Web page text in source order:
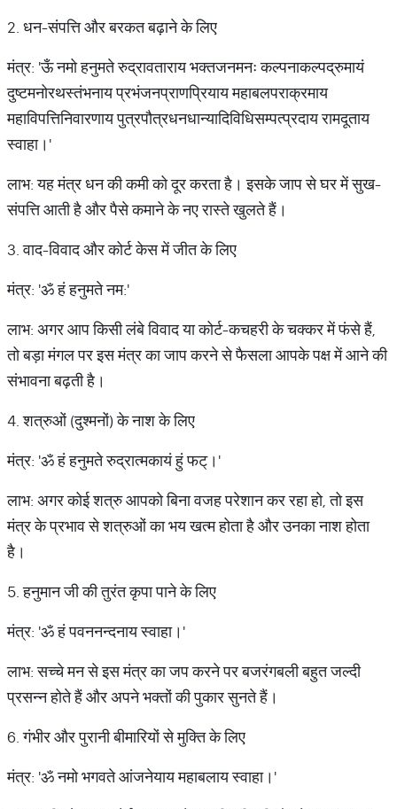
2. धन-संपत्ति और बरकत बढ़ाने के लिए
मंत्र: 'ऊँ नमो हनुमते रुद्रावताराय भक्तजनमनः कल्पनाकल्पद्रुमायं
दुष्टमनोरथस्तंभनाय प्रभंजनप्राणप्रियाय महाबलपराक्रमाय
महाविपत्तिनिवारणाय पुत्रपौत्रधनधान्यादिविधिसम्पत्प्रदाय रामदूताय
स्वाहा।'
लाभ: यह मंत्र धन की कमी को दूर करता है। इसके जाप से घर में सुख-
संपत्ति आती है और पैसे कमाने के नए रास्ते खुलते हैं।
3. वाद-विवाद और कोर्ट केस में जीत के लिए
मंत्र: 'ॐ हं हनुमते नम:'
लाभ: अगर आप किसी लंबे विवाद या कोर्ट-कचहरी के चक्कर में फंसे हैं,
तो बड़ा मंगल पर इस मंत्र का जाप करने से फैसला आपके पक्ष में आने की
संभावना बढ़ती है।
4. शत्रुओं (दुश्मनों) के नाश के लिए
मंत्र: 'ॐ हं हनुमते रुद्रात्मकायं हुं फट्।'
लाभ: अगर कोई शत्रु आपको बिना वजह परेशान कर रहा हो, तो इस
मंत्र के प्रभाव से शत्रुओं का भय खत्म होता है और उनका नाश होता
है।
5. हनुमान जी की तुरंत कृपा पाने के लिए
मंत्र: 'ॐ हं पवननन्दनाय स्वाहा।'
लाभ: सच्चे मन से इस मंत्र का जप करने पर बजरंगबली बहुत जल्दी
प्रसन्न होते हैं और अपने भक्तों की पुकार सुनते हैं।
6. गंभीर और पुरानी बीमारियों से मुक्ति के लिए
मंत्र: 'ॐ नमो भगवते आंजनेयाय महाबलाय स्वाहा।'